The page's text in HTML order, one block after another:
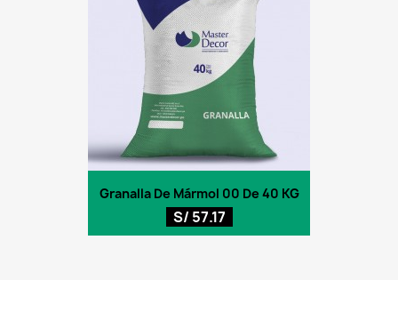
Granalla De Mármol 00 De 40 KG
S/ 57.17